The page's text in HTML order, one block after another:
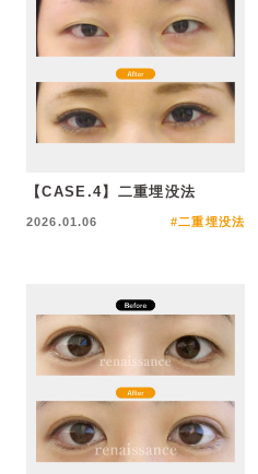
【CASE.4】二重埋没法
2026.01.06 #二重埋没法